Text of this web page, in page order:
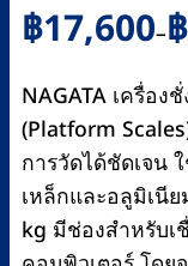
฿17,600–฿
Price
range:
฿17,600
through
฿32,800
NAGATA เครื่อ
(Platform
การวัดได้ชัดเจน
เหล็กและอลูมิเนี
kg มีช่องสำหรับเ